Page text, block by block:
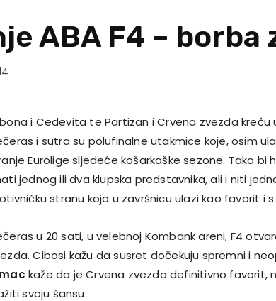
ABA F4 – borba
i Cedevita te Partizan i Crvena zvezda kreću
i sutra su polufinalne utakmice koje, osim
Eurolige sljedeće košarkaške sezone. Tako bi
jednog ili dva klupska predstavnika, ali i niti
stranu koja u završnicu ulazi kao favorit i
u 20 sati, u velebnoj Kombank areni, F4
Cibosi kažu da susret dočekuju spremni i
kaže da je Crvena zvezda definitivno favorit,
svoju šansu.